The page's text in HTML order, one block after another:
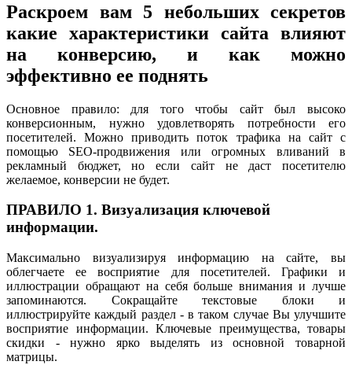
Раскроем вам 5 небольших секретов
какие характеристики сайта влияют
на конверсию, и как можно
эффективно ее поднять
Основное правило: для того чтобы сайт был высоко
конверсионным, нужно удовлетворять потребности его
посетителей. Можно приводить поток трафика на сайт с
помощью SEO-продвижения или огромных вливаний в
рекламный бюджет, но если сайт не даст посетителю
желаемое, конверсии не будет.
ПРАВИЛО 1. Визуализация ключевой
информации.
Максимально визуализируя информацию на сайте, вы
облегчаете ее восприятие для посетителей. Графики и
иллюстрации обращают на себя больше внимания и лучше
запоминаются. Сокращайте текстовые блоки и
иллюстрируйте каждый раздел - в таком случае Вы улучшите
восприятие информации. Ключевые преимущества, товары
скидки - нужно ярко выделять из основной товарной
матрицы.